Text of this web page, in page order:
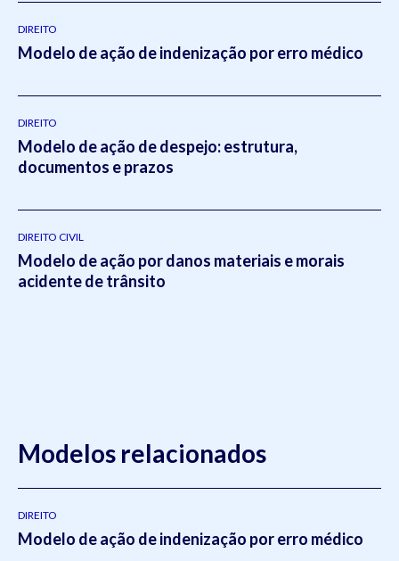
DIREITO
Modelo de ação de indenização por erro médico
DIREITO
Modelo de ação de despejo: estrutura,
documentos e prazos
DIREITO CIVIL
Modelo de ação por danos materiais e morais
acidente de trânsito
Modelos relacionados
DIREITO
Modelo de ação de indenização por erro médico